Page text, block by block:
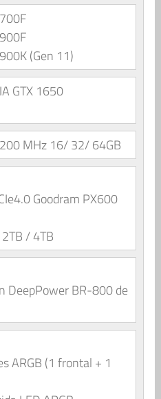
(Gen 11)
GTX 1650
MHz 16/ 32/ 64GB
Goodram PX600
/ 4TB
DeepPower BR-800 de
ARGB (1 frontal + 1